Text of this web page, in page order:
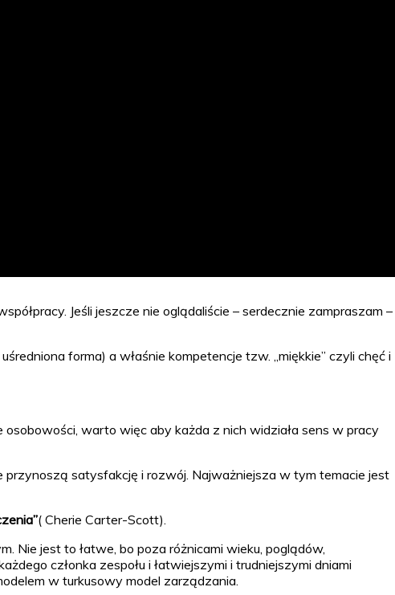
Jeśli jeszcze nie oglądaliście – serdecznie zampraszam –
forma) a właśnie kompetencje tzw. „miękkie” czyli chęć i
warto więc aby każda z nich widziała sens w pracy
satysfakcję i rozwój. Najważniejsza w tym temacie jest
( Cherie Carter-Scott).
Nie jest to łatwe, bo poza różnicami wieku, poglądów,
członka zespołu i łatwiejszymi i trudniejszymi dniami
w turkusowy model zarządzania.